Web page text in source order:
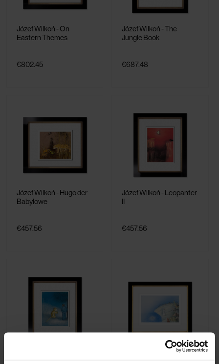
Józef Wilkoń - On
Eastern Themes
€802.45
Józef Wilkoń - The
Jungle Book
€687.48
Józef Wilkoń - Hugo der
Babylowe
€457.56
Józef Wilkoń - Leopanter
II
€457.56